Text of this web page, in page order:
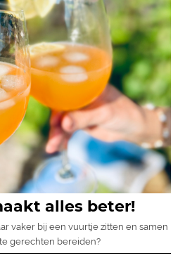
alles beter!
vaker bij een vuurtje zitten en samen
gerechten bereiden?